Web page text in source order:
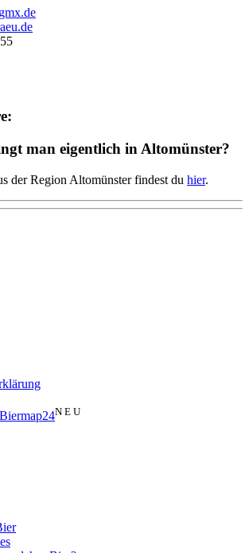
man eigentlich in Altomünster?
der Region Altomünster findest du hier.
N E U